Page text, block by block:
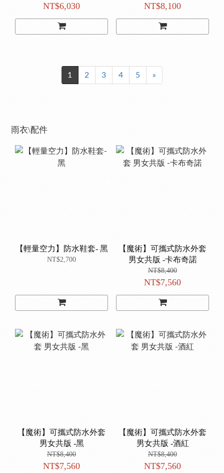
NT$6,030 NT$8,100
1 2 3 4 5 »
雨衣\配件
【輕量空力】防水鞋套- 黑
NT$2,700
【魔術】可攜式防水外套
男女共版 -卡布奇諾
NT$8,400
NT$7,560
【魔術】可攜式防水外套
男女共版 -黑
NT$8,400
NT$7,560
【魔術】可攜式防水外套
男女共版 -酒紅
NT$8,400
NT$7,560